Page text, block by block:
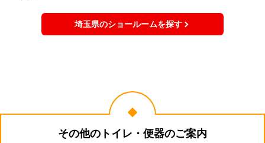
埼玉県のショールームを探す
その他のトイレ・便器のご案内